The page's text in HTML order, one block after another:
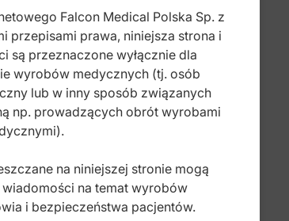
Falcon Medical Polska Sp. z
przepisami prawa, niniejsza strona i
są przeznaczone wyłącznie dla
wyrobów medycznych (tj. osób
lub w inny sposób związanych
np. prowadzących obrót wyrobami
na niniejszej stronie mogą
na temat wyrobów
i bezpieczeństwa pacjentów.